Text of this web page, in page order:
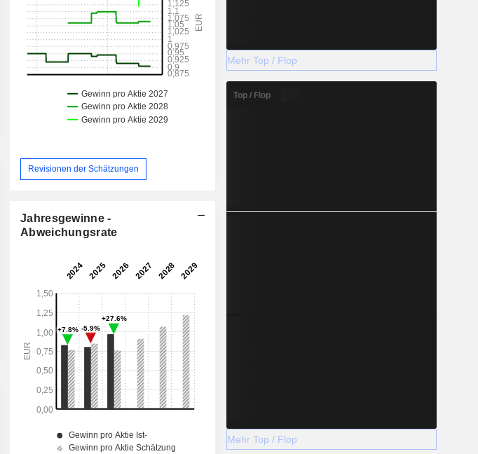
Revisionen der Schätzungen
Jahresgewinne -
Abweichungsrate
Mehr Top / Flop
Top / Flop
Mehr Top / Flop